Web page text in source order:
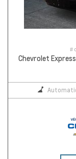
#
Chevrolet